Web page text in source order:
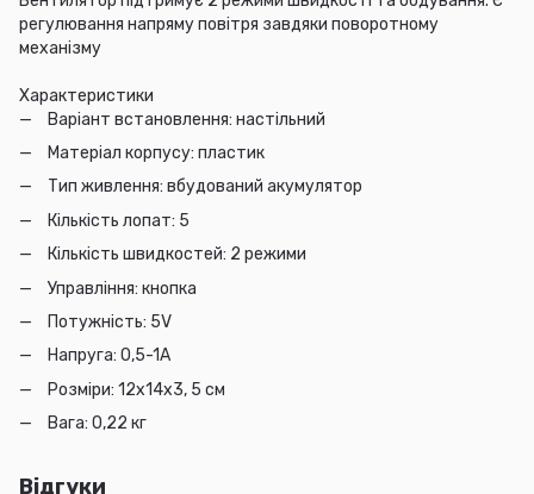
регулювання напряму повітря завдяки поворотному
механізму
Характеристики
Варіант встановлення: настільний
Матеріал корпусу: пластик
Тип живлення: вбудований акумулятор
Кількість лопат: 5
Кількість швидкостей: 2 режими
Управління: кнопка
Потужність: 5V
Напруга: 0,5-1А
Розміри: 12х14х3, 5 см
Вага: 0,22 кг
Відгуки